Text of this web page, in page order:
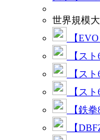
世界規模
【
【ス
【ス
【ス
【鉄
【